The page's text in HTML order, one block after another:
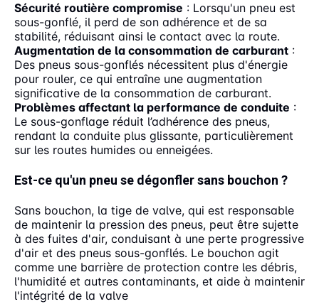
Sécurité routière compromise : Lorsqu'un pneu est
sous-gonflé, il perd de son adhérence et de sa
stabilité, réduisant ainsi le contact avec la route.
Augmentation de la consommation de carburant :
Des pneus sous-gonflés nécessitent plus d'énergie
pour rouler, ce qui entraîne une augmentation
significative de la consommation de carburant.
Problèmes affectant la performance de conduite :
Le sous-gonflage réduit l’adhérence des pneus,
rendant la conduite plus glissante, particulièrement
sur les routes humides ou enneigées.
Est-ce qu'un pneu se dégonfler sans bouchon ?
Sans bouchon, la tige de valve, qui est responsable
de maintenir la pression des pneus, peut être sujette
à des fuites d'air, conduisant à une perte progressive
d'air et des pneus sous-gonflés. Le bouchon agit
comme une barrière de protection contre les débris,
l'humidité et autres contaminants, et aide à maintenir
l'intégrité de la valve